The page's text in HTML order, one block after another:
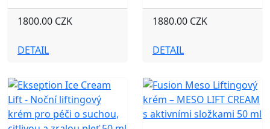
1800.00 CZK
DETAIL
1880.00 CZK
DETAIL